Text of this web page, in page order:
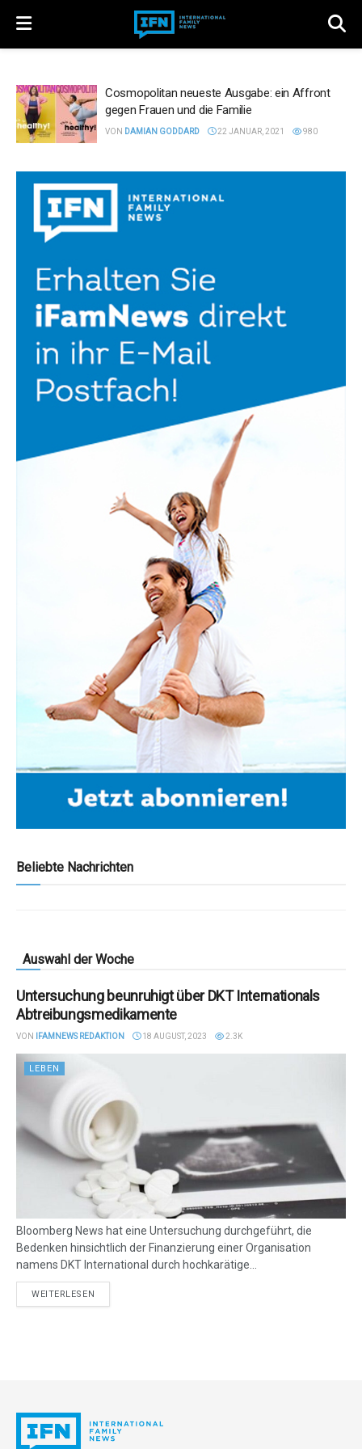
Cosmopolitan neueste Ausgabe: ein Affront
gegen Frauen und die Familie
VON DAMIAN GODDARD 22 JANUAR, 2021 980
Beliebte Nachrichten
Auswahl der Woche
Untersuchung beunruhigt über DKT Internationals
Abtreibungsmedikamente
VON IFAMNEWS REDAKTION 18 AUGUST, 2023 2.3K
LEBEN
Bloomberg News hat eine Untersuchung durchgeführt, die
Bedenken hinsichtlich der Finanzierung einer Organisation
namens DKT International durch hochkarätige...
WEITERLESEN